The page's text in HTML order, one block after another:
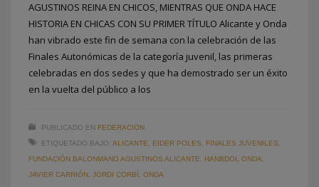
AGUSTINOS REINA EN CHICOS, MIENTRAS QUE ONDA HACE
HISTORIA EN CHICAS CON SU PRIMER TÍTULO Alicante y Onda
han vibrado este fin de semana con la celebración de las
Finales Autonómicas de la categoría juvenil, las primeras
celebradas en dos sedes y que ha demostrado ser un éxito
en la vuelta del público a los
PUBLICADO EN FEDERACION
ETIQUETADO BAJO: ALICANTE EIDER POLES FINALES JUVENILES
FUNDACIÓN BALONMANO AGUSTINOS ALICANTE
HANBDOL ONDA
JAVIER CARRIÓN JORDI CORBÍ ONDA